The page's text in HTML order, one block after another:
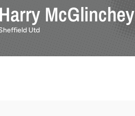
McGlinchey
Utd